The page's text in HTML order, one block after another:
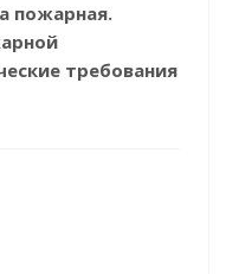
пожарная.
требования